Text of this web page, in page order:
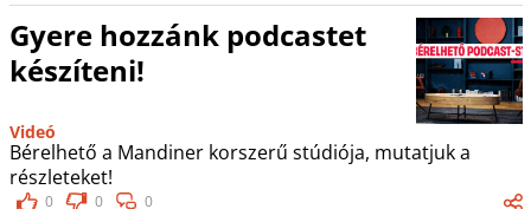
Gyere hozzánk podcastet
készíteni!
Videó
Bérelhető a Mandiner korszerű stúdiója, mutatjuk a
részleteket!
0 0 0